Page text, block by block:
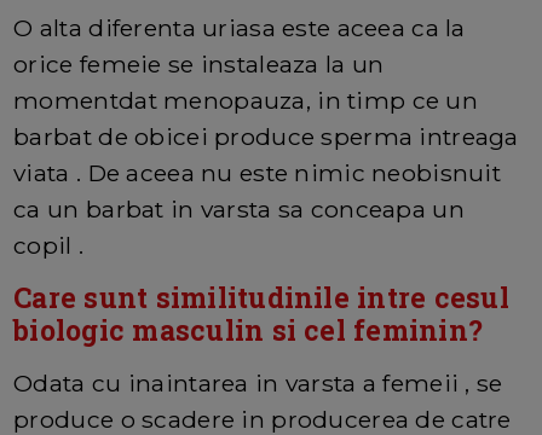
O alta diferenta uriasa este aceea ca la
orice femeie se instaleaza la un
momentdat menopauza, in timp ce un
barbat de obicei produce sperma intreaga
viata . De aceea nu este nimic neobisnuit
ca un barbat in varsta sa conceapa un
copil .
Care sunt similitudinile intre cesul
biologic masculin si cel feminin?
Odata cu inaintarea in varsta a femeii , se
produce o scadere in producerea de catre